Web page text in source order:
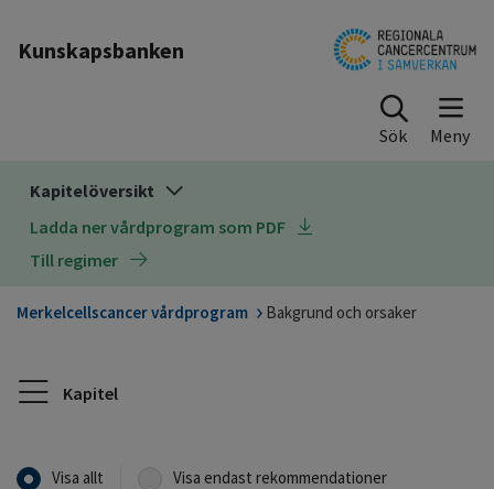
Kunskapsbanken
Sök
Kapitelöversikt
Ladda ner vårdprogram som PDF
Till regimer
Merkelcellscancer vårdprogram Bakgrund och orsaker
Kapitel
Visa allt Visa endast rekommendationer